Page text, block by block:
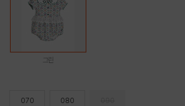
그린
070 080